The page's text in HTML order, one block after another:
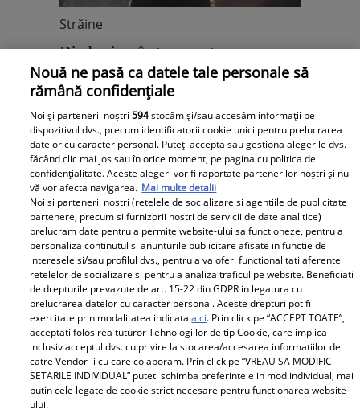
Străine
Pink și-a întrerupt
concertul pentru o
adolescentă. Momentul este
emoționant VIDEO
Cântăreața americană Pink a decis să
întrerupă unul dintre concertele
susținute în Australia și a coborât de pe
scenă. Nimeni...
Nouă ne pasă ca datele tale personale să
rămână confidențiale
Noi și partenerii noștri594stocăm și/sau accesăm informații pe
dispozitivul dvs., precum identificatorii cookie unici pentru prelucrarea
datelor cu caracter personal. Puteți accepta sau gestiona alegerile dvs.
făcând clic mai jos sau în orice moment, pe pagina cu politica de
confidențialitate. Aceste alegeri vor fi raportate partenerilor noștri și nu
vă vor afecta navigarea. Mai multe detalii
Noi si partenerii nostri (retelele de socializare si agentiile de publicitate
partenere, precum si furnizorii nostri de servicii de date analitice)
prelucram date pentru a permite website-ului sa functioneze, pentru a
personaliza continutul si anunturile publicitare afisate in functie de
interesele si/sau profilul dvs., pentru a va oferi functionalitati aferente
retelelor de socializare si pentru a analiza traficul pe website. Beneficiati
de drepturile prevazute de art. 15-22 din GDPR in legatura cu
prelucrarea datelor cu caracter personal. Aceste drepturi pot fi
exercitate prin modalitatea indicataaici. Prin click pe “ACCEPT TOATE”,
acceptati folosirea tuturor Tehnologiilor de tip Cookie, care implica
inclusiv acceptul dvs. cu privire la stocarea/accesarea informatiilor de
catre Vendor-ii cu care colaboram. Prin click pe “VREAU SA MODIFIC
SETARILE INDIVIDUAL” puteti schimba preferintele in mod individual, mai
putin cele legate de cookie strict necesare pentru functionarea website-
ului.